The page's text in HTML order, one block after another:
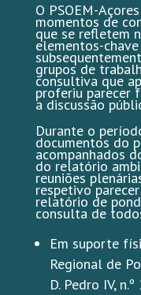
O PSOEM-
momentos de
que se refletem
elementos-
grupos de
consultiva que
proferiu parecer
a discussão
Durante o
documentos do
acompanhados
do relatório
reuniões
respetivo
relatório de
consulta de
Em suporte
Regional de
D. Pedro IV,